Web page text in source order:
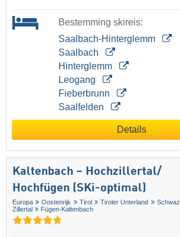
Bestemming skireis:
Saalbach-Hinterglemm
Saalbach
Hinterglemm
Leogang
Fieberbrunn
Saalfelden
Details
Kaltenbach – Hochzillertal/​
Hochfügen (SKi-optimal)
Europa Oostenrijk Tirol Tiroler Unterland
Schwaz
Zillertal
Fügen-Kaltenbach